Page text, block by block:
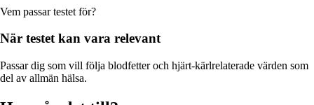
Vem passartestet för?
När testetkan vara relevant
Passar dig som vill följa blodfetter och hjärt-kärlrelaterade värden som
del av allmän hälsa.